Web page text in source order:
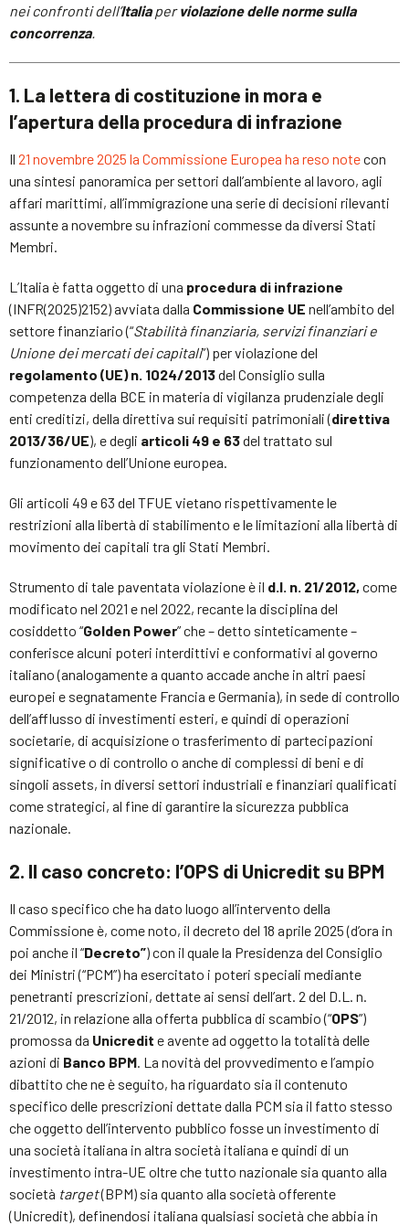
nei confronti dell’Italiaperviolazione delle norme sulla
concorrenza.
1. La lettera di costituzione in mora e
l’apertura della procedura di infrazione
Il 21 novembre 2025 la Commissione Europea ha reso notecon
una sintesi panoramica per settori dall’ambiente al lavoro, agli
affari marittimi, all’immigrazione una serie di decisioni rilevanti
assunte a novembre su infrazioni commesse da diversi Stati
Membri.
L’Italia è fatta oggetto di una procedura di infrazione
(INFR(2025)2152) avviata dalla Commissione UE nell’ambito del
settore finanziario (“Stabilità finanziaria, servizi finanziari e
Unione dei mercati dei capitali”) per violazione del
regolamento (UE) n. 1024/2013del Consiglio sulla
competenza della BCE in materia di vigilanza prudenziale degli
enti creditizi, della direttiva sui requisiti patrimoniali (direttiva
2013/36/UE), e degli articoli 49 e 63del trattato sul
funzionamento dell’Unione europea.
Gli articoli 49 e 63 del TFUE vietano rispettivamente le
restrizioni alla libertà di stabilimento e le limitazioni alla libertà di
movimento dei capitali tra gli Stati Membri.
Strumento di tale paventata violazione è il d.l. n. 21/2012, come
modificato nel 2021 e nel 2022, recante la disciplina del
cosiddetto “Golden Power” che – detto sinteticamente –
conferisce alcuni poteri interdittivi e conformativi al governo
italiano (analogamente a quanto accade anche in altri paesi
europei e segnatamente Francia e Germania), in sede di controllo
dell’afflusso di investimenti esteri, e quindi di operazioni
societarie, di acquisizione o trasferimento di partecipazioni
significative o di controllo o anche di complessi di beni e di
singoli assets, in diversi settori industriali e finanziari qualificati
come strategici, al fine di garantire la sicurezza pubblica
nazionale.
2. Il caso concreto: l’OPS di Unicredit su BPM
Il caso specifico che ha dato luogo all’intervento della
Commissione è, come noto, il decreto del 18 aprile 2025 (d’ora in
poi anche il “Decreto”) con il quale la Presidenza del Consiglio
dei Ministri (“PCM”) ha esercitato i poteri speciali mediante
penetranti prescrizioni, dettate ai sensi dell’art. 2 del D.L. n.
21/2012, in relazione alla offerta pubblica di scambio (“OPS”)
promossa da Unicredit e avente ad oggetto la totalità delle
azioni di Banco BPM. La novità del provvedimento e l’ampio
dibattito che ne è seguito, ha riguardato sia il contenuto
specifico delle prescrizioni dettate dalla PCM sia il fatto stesso
che oggetto dell’intervento pubblico fosse un investimento di
una società italiana in altra società italiana e quindi di un
investimento intra-UE oltre che tutto nazionale sia quanto alla
società target(BPM) sia quanto alla società offerente
(Unicredit), definendosi italiana qualsiasi società che abbia in